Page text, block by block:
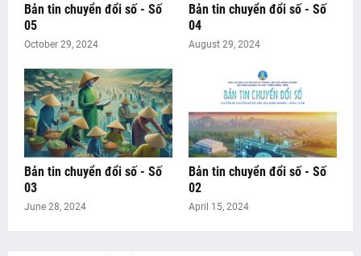
Bản tin chuyển đổi số - Số
05
October 29, 2024
Bản tin chuyển đổi số - Số
04
August 29, 2024
Bản tin chuyển đổi số - Số
03
June 28, 2024
Bản tin chuyển đổi số - Số
02
April 15, 2024